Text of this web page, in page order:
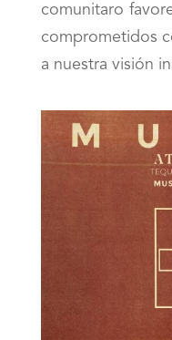
comunitaro
comprometidos
a nuestra visión